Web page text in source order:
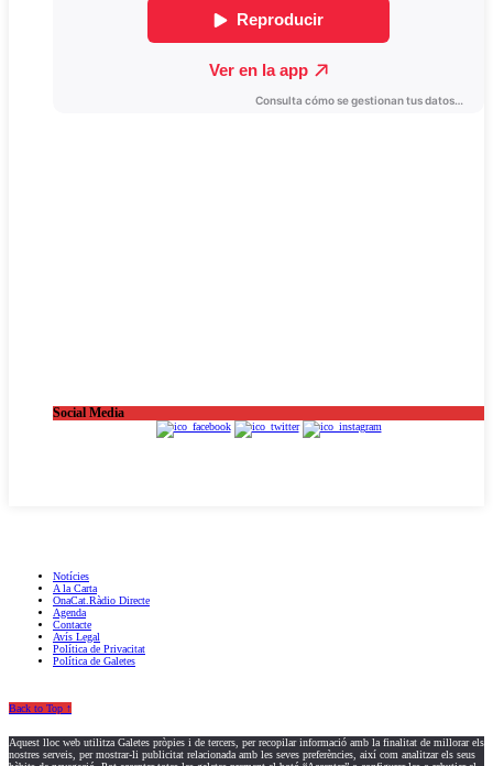
Social Media
Notícies
A la Carta
OnaCat.Ràdio Directe
Agenda
Contacte
Avís Legal
Política de Privacitat
Política de Galetes
Back to Top ↑
Aquest lloc web utilitza Galetes pròpies i de tercers, per recopilar informació amb la finalitat de millorar els
nostres serveis, per mostrar-li publicitat relacionada amb les seves preferències, així com analitzar els seus